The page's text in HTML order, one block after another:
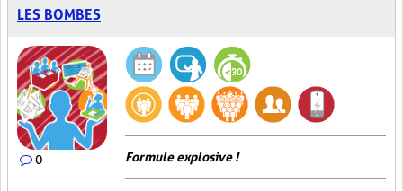
LES BOMBES
0 Formule explosive !